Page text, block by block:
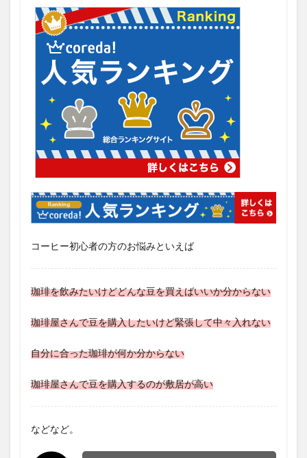
コーヒー初心者の方のお悩みといえば
珈琲を飲みたいけどどんな豆を買えばいいか分からない
珈琲屋さんで豆を購入したいけど緊張して中々入れない
自分に合った珈琲が何か分からない
珈琲屋さんで豆を購入するのが敷居が高い
などなど。